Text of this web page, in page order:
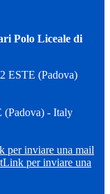
Polo Liceale di
ESTE (Padova)
(Padova) - Italy
per inviare una mail
Link per inviare una